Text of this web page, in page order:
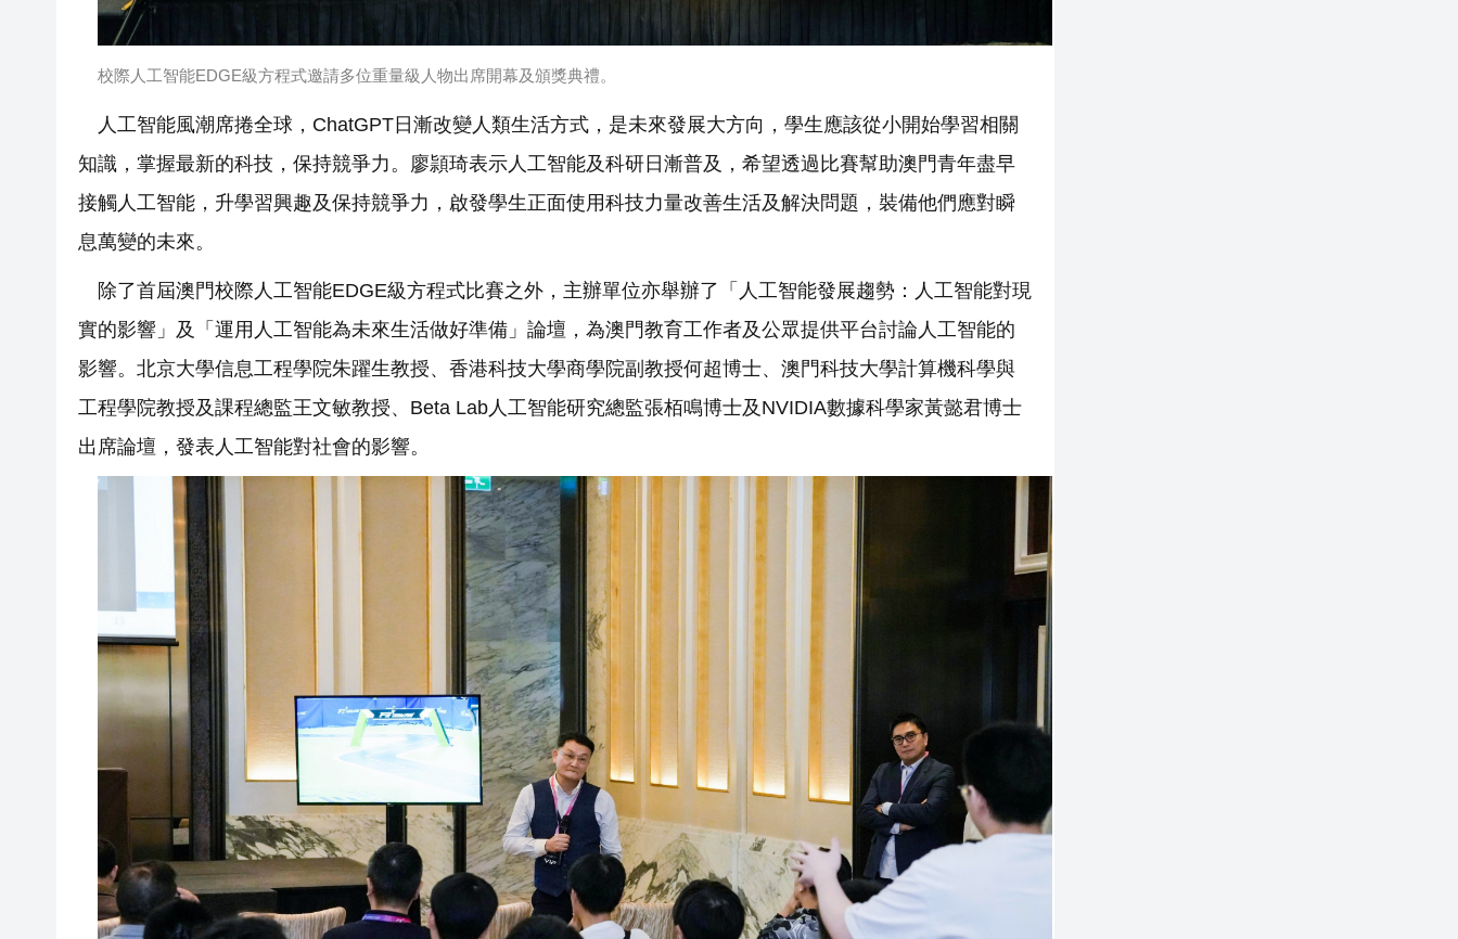
校際人工智能EDGE級方程式邀請多位重量級人物出席開幕及頒獎典禮。
人工智能風潮席捲全球，ChatGPT日漸改變人類生活方式，是未來發展大方向，學生應該從小開始學習相關
知識，掌握最新的科技，保持競爭力。廖頴琦表示人工智能及科研日漸普及，希望透過比賽幫助澳門青年盡早
接觸人工智能，升學習興趣及保持競爭力，啟發學生正面使用科技力量改善生活及解決問題，裝備他們應對瞬
息萬變的未來。
除了首屆澳門校際人工智能EDGE級方程式比賽之外，主辦單位亦舉辦了「人工智能發展趨勢：人工智能對現
實的影響」及「運用人工智能為未來生活做好準備」論壇，為澳門教育工作者及公眾提供平台討論人工智能的
影響。北京大學信息工程學院朱躍生教授、香港科技大學商學院副教授何超博士、澳門科技大學計算機科學與
工程學院教授及課程總監王文敏教授、Beta Lab人工智能研究總監張栢鳴博士及NVIDIA數據科學家黃懿君博士
出席論壇，發表人工智能對社會的影響。